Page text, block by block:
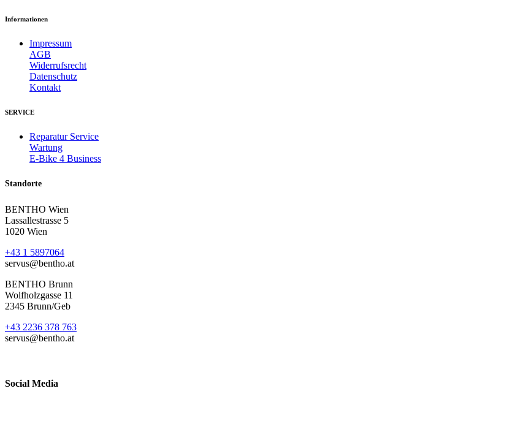
Informationen
Impressum
AGB
Widerrufsrecht
Datenschutz
Kontakt
SERVICE
Reparatur Service
Wartung
E-Bike 4 Business
Standorte
BENTHO Wien
Lassallestrasse 5
1020 Wien
+43 1 5897064
servus@bentho.at
BENTHO Brunn
Wolfholzgasse 11
2345 Brunn/Geb
+43 2236 378 763
servus@bentho.at
Social Media